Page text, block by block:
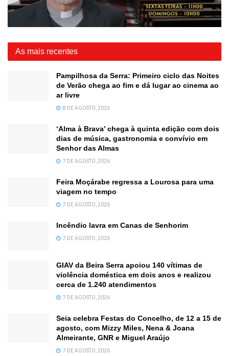
As mais recentes
Pampilhosa da Serra: Primeiro ciclo das Noites
de Verão chega ao fim e dá lugar ao cinema ao
ar livre
8 DE AGOSTO, 2026
‘Alma à Brava’ chega à quinta edição com dois
dias de música, gastronomia e convívio em
Senhor das Almas
7 DE AGOSTO, 2026
Feira Moçárabe regressa a Lourosa para uma
viagem no tempo
7 DE AGOSTO, 2026
Incêndio lavra em Canas de Senhorim
7 DE AGOSTO, 2026
GIAV da Beira Serra apoiou 140 vítimas de
violência doméstica em dois anos e realizou
cerca de 1.240 atendimentos
7 DE AGOSTO, 2026
Seia celebra Festas do Concelho, de 12 a 15 de
agosto, com Mizzy Miles, Nena & Joana
Almeirante, GNR e Miguel Araújo
7 DE AGOSTO, 2026